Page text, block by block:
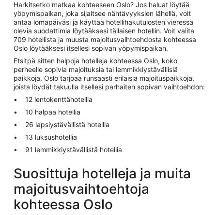
Harkitsetko matkaa kohteeseen Oslo? Jos haluat löytää
yöpymispaikan, joka sijaitsee nähtävyyksien lähellä, voit
antaa lomapäiväsi ja käyttää hotellihakutulosten vieressä
olevia suodattimia löytääksesi tällaisen hotellin. Voit valita
709 hotellista ja muusta majoitusvaihtoehdosta kohteessa
Oslo löytääksesi itsellesi sopivan yöpymispaikan.
Etsitpä sitten halpoja hotelleja kohteessa Oslo, koko
perheelle sopivia majoituksia tai lemmikkiystävällisiä
paikkoja, Oslo tarjoaa runsaasti erilaisia majoituspaikkoja,
joista löydät takuulla itsellesi parhaiten sopivan vaihtoehdon:
12 lentokenttähotellia
10 halpaa hotellia
26 lapsiystävällistä hotellia
13 luksushotellia
91 lemmikkiystävällistä hotellia
Suosittuja hotelleja ja muita
majoitusvaihtoehtoja
kohteessa Oslo